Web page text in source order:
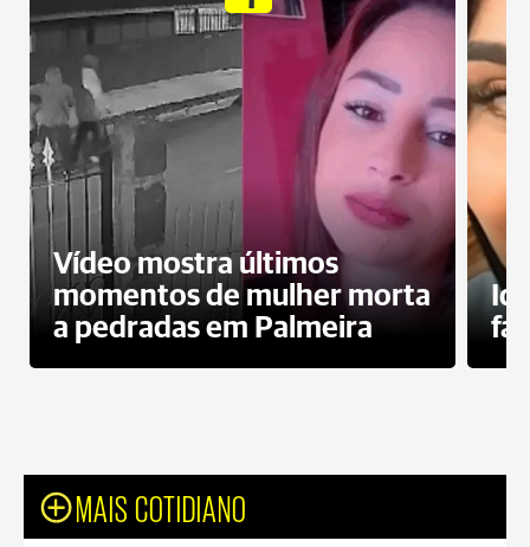
Vídeo mostra últimos
momentos de mulher morta
a pedradas em Palmeira
MAIS COTIDIANO